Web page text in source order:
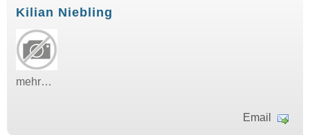
Kilian Niebling
mehr…
Email